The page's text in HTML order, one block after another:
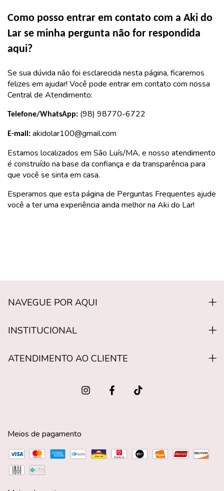
Como posso entrar em contato com a Aki do
Lar se minha pergunta não for respondida
aqui?
Se sua dúvida não foi esclarecida nesta página, ficaremos
felizes em ajudar! Você pode entrar em contato com nossa
Central de Atendimento:
Telefone/WhatsApp: (98) 98770-6722
E-mail: akidolar100@gmail.com
Estamos localizados em São Luís/MA, e nosso atendimento
é construído na base da confiança e da transparência para
que você se sinta em casa.
Esperamos que esta página de Perguntas Frequentes ajude
você a ter uma experiência ainda melhor na Aki do Lar!
NAVEGUE POR AQUI
INSTITUCIONAL
ATENDIMENTO AO CLIENTE
Meios de pagamento